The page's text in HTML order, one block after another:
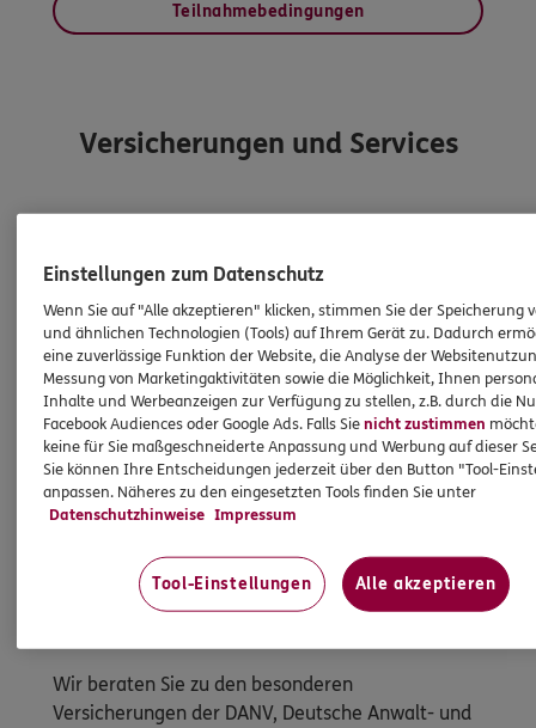
Teilnahmebedingungen
Versicherungen und Services
Wir beraten Sie zu den besonderen
Versicherungen der DANV, Deutsche Anwalt- und
Einstellungen zum Datenschutz
Wenn Sie auf "Alle akzeptieren" klicken, stimmen Sie der Speicherung
und ähnlichen Technologien (Tools) auf Ihrem Gerät zu. Dadurch
eine zuverlässige Funktion der Website, die Analyse der
Messung von Marketingaktivitäten sowie die Möglichkeit, Ihnen
Inhalte und Werbeanzeigen zur Verfügung zu stellen, z.B. durch die
Facebook Audiences oder Google Ads. Falls Sienicht zustimmen
keine für Sie maßgeschneiderte Anpassung und Werbung auf dieser
Sie können Ihre Entscheidungen jederzeit über den Button "Tool-
anpassen. Näheres zu den eingesetzten Tools finden Sie unter
Datenschutzhinweise Impressum
Tool-Einstellungen Alle akzeptieren